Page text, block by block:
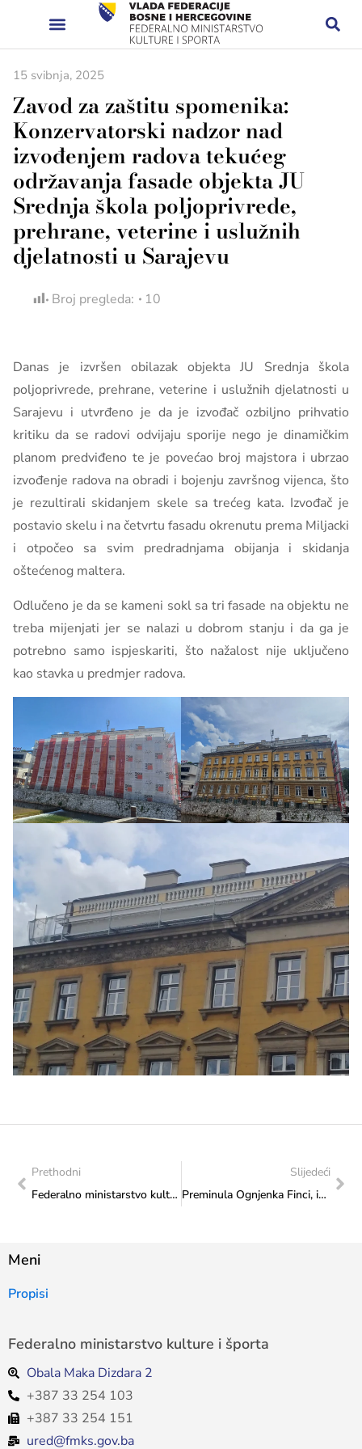
15 svibnja, 2025
Zavod za zaštitu spomenika:
Konzervatorski nadzor nad
izvođenjem radova tekućeg
održavanja fasade objekta JU
Srednja škola poljoprivrede,
prehrane, veterine i uslužnih
djelatnosti u Sarajevu
Broj pregleda: 10
Danas je izvršen obilazak objekta JU Srednja škola
poljoprivrede, prehrane, veterine i uslužnih djelatnosti u
Sarajevu i utvrđeno je da je izvođač ozbiljno prihvatio
kritiku da se radovi odvijaju sporije nego je dinamičkim
planom predviđeno te je povećao broj majstora i ubrzao
izvođenje radova na obradi i bojenju završnog vijenca, što
je rezultirali skidanjem skele sa trećeg kata. Izvođač je
postavio skelu i na četvrtu fasadu okrenutu prema Miljacki
i otpočeo sa svim predradnjama obijanja i skidanja
oštećenog maltera.
Odlučeno je da se kameni sokl sa tri fasade na objektu ne
treba mijenjati jer se nalazi u dobrom stanju i da ga je
potrebno samo ispjeskariti, što nažalost nije uključeno
kao stavka u predmjer radova.
Prethodni
Federalno ministarstvo kulture i športa događajem na Šetnici obilježilo predstojeći Međunarodni dan muzeja: Omogućimo našim muzejima da zažive punim plućima!
Slijedeći
Preminula Ognjenka Finci, istaknuta sarajevska arhitektica, umjetnica i dizajnerica
Meni
Propisi
Federalno ministarstvo kulture i športa
Obala Maka Dizdara 2
+387 33 254 103
+387 33 254 151
ured@fmks.gov.ba